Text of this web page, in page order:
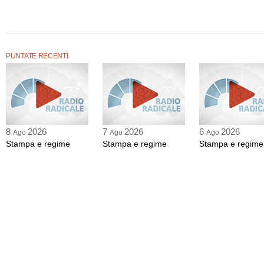
PUNTATE RECENTI
8 Ago 2026
Stampa e regime
7 Ago 2026
Stampa e regime
6 Ago 2026
Stampa e regime